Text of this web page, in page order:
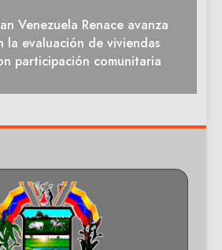
Venezuela Renace avanza
la evaluación de viviendas
participación comunitaria